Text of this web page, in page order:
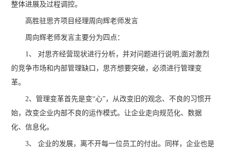
整体进展及过程调控。
高胜驻思齐项目经理周向辉老师发言
周向辉老师发言主要分为四点：
1、 对思齐经营现状进行分析，并对问题进行说明;面对激烈
的竞争市场和内部管理缺口，思齐想要突破，必须进行管理变
革。
2、管理变革首先是变“心”，从改变旧的观念、不良的习惯开
始，改变企业内部不良的运作模式。让企业走向规范化、数据
化、信息化。
3、 企业的发展，离不开每一位员工的付出。同样，企业也是